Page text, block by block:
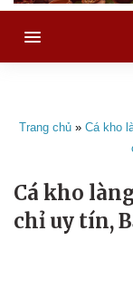
MENU
Trang chủ» Cá kho
Cá kho
chỉ uy tín,